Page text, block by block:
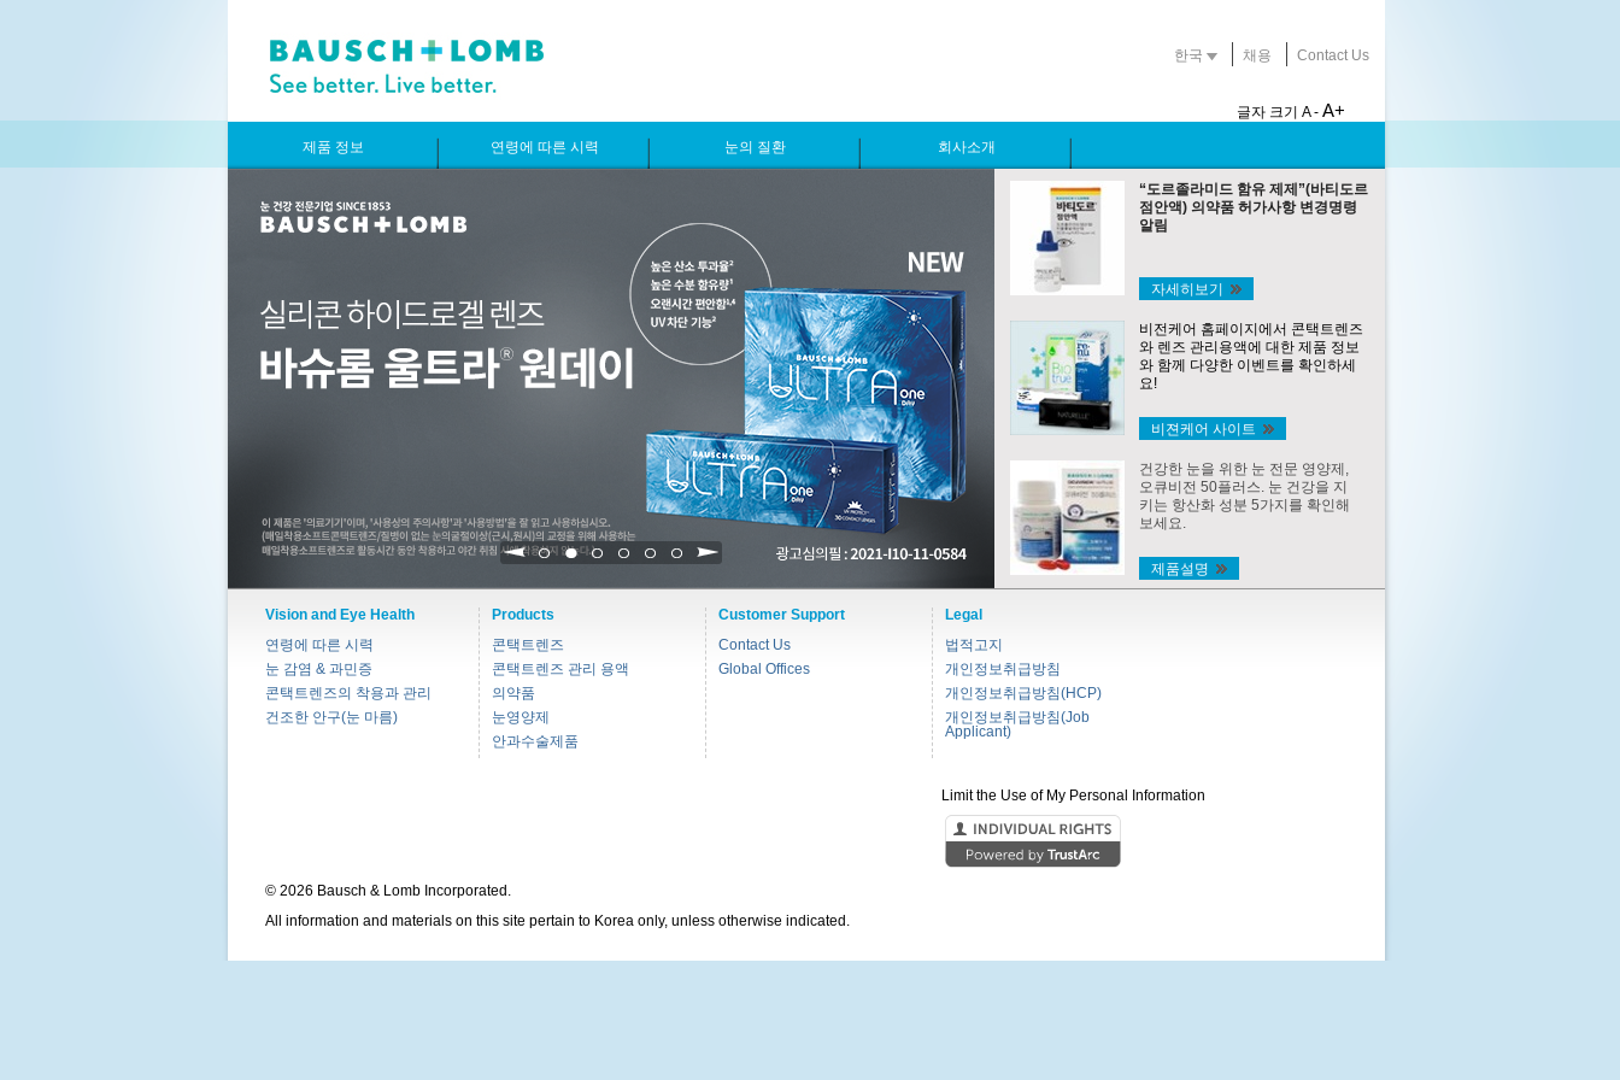
한국 채용 Contact Us
글자 크기 A - A+
제품 정보 연령에 따른 시력 눈의 질환 회사소개
1 2 3 4 5 6
“도르졸라미드 함유 제제”(바티도르
점안액) 의약품 허가사항 변경명령
알림
자세히보기
비전케어 홈페이지에서 콘택트렌즈
와 렌즈 관리용액에 대한 제품 정보
와 함께 다양한 이벤트를 확인하세
요!
비젼케어 사이트
건강한 눈을 위한 눈 전문 영양제,
오큐비전 50플러스. 눈 건강을 지
키는 항산화 성분 5가지를 확인해
보세요.
제품설명
Vision and Eye Health
연령에 따른 시력
눈 감염 & 과민증
콘택트렌즈의 착용과 관리
건조한 안구(눈 마름)
Products
콘택트렌즈
콘택트렌즈 관리 용액
의약품
눈영양제
안과수술제품
Customer Support
Contact Us
Global Offices
Legal
법적고지
개인정보취급방침
개인정보취급방침(HCP)
개인정보취급방침(Job
Applicant)
Limit the Use of My Personal Information
© 2026 Bausch & Lomb Incorporated.
All information and materials on this site pertain to Korea only, unless otherwise indicated.